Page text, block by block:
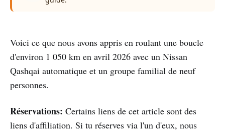
Voici ce que nous avons appris en roulant une boucle
d'environ 1 050 km en avril 2026 avec un Nissan
Qashqai automatique et un groupe familial de neuf
personnes.
Réservations: Certains liens de cet article sont des
liens d'affiliation. Si tu réserves via l'un d'eux, nous